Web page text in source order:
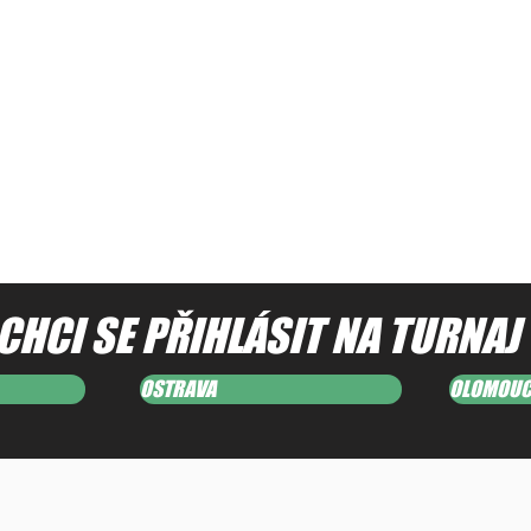
SE PŘIHLÁSIT NA TURNAJ
OSTRAVA OLOMOUC